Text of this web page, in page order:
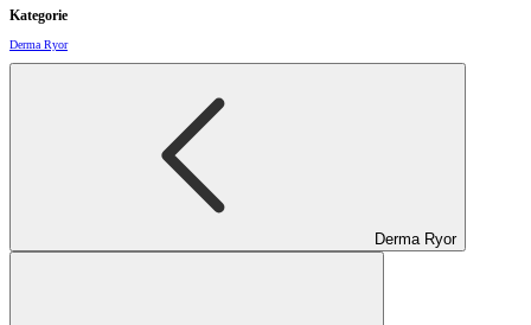
Kategorie
Derma Ryor
Derma Ryor